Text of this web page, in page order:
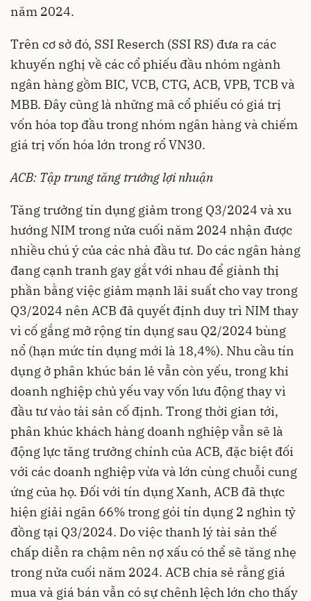
năm 2024.
Trên cơ sở đó, SSI Reserch (SSI RS) đưa ra các
khuyến nghị về các cổ phiếu đầu nhóm ngành
ngân hàng gồm BIC, VCB, CTG, ACB, VPB, TCB và
MBB. Đây cũng là những mã cổ phiếu có giá trị
vốn hóa top đầu trong nhóm ngân hàng và chiếm
giá trị vốn hóa lớn trong rổ VN30.
ACB: Tập trung tăng trưởng lợi nhuận
Tăng trưởng tín dụng giảm trong Q3/2024 và xu
hướng NIM trong nửa cuối năm 2024 nhận được
nhiều chú ý của các nhà đầu tư. Do các ngân hàng
đang cạnh tranh gay gắt với nhau để giành thị
phần bằng việc giảm mạnh lãi suất cho vay trong
Q3/2024 nên ACB đã quyết định duy trì NIM thay
vì cố gắng mở rộng tín dụng sau Q2/2024 bùng
nổ (hạn mức tín dụng mới là 18,4%). Nhu cầu tín
dụng ở phân khúc bán lẻ vẫn còn yếu, trong khi
doanh nghiệp chủ yếu vay vốn lưu động thay vì
đầu tư vào tài sản cố định. Trong thời gian tới,
phân khúc khách hàng doanh nghiệp vẫn sẽ là
động lực tăng trưởng chính của ACB, đặc biệt đối
với các doanh nghiệp vừa và lớn cùng chuỗi cung
ứng của họ. Đối với tín dụng Xanh, ACB đã thực
hiện giải ngân 66% trong gói tín dụng 2 nghìn tỷ
đồng tại Q3/2024. Do việc thanh lý tài sản thế
chấp diễn ra chậm nên nợ xấu có thể sẽ tăng nhẹ
trong nửa cuối năm 2024. ACB chia sẻ rằng giá
mua và giá bán vẫn có sự chênh lệch lớn cho thấy